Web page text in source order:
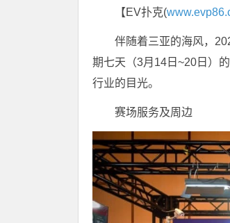
【EV扑克(
伴随着三亚的海风，
期七天（3月14日~20日）
行业的目光。
赛场服务及周边